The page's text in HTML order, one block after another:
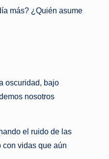
más? ¿Quién asume
oscuridad, bajo
nosotros
el ruido de las
con vidas que aún